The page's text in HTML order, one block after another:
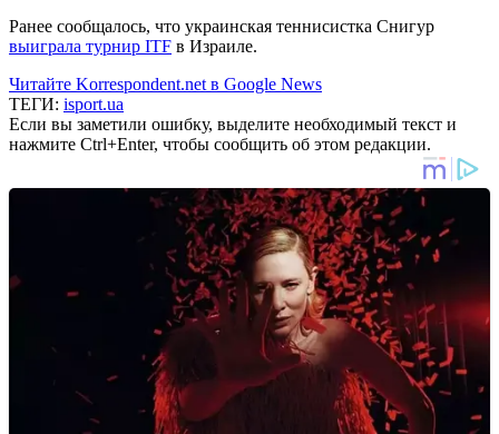
Ранее сообщалось, что украинская теннисистка Снигур
выиграла турнир ITF в Израиле.
Читайте Korrespondent.net в Google News
ТЕГИ: isport.ua
Если вы заметили ошибку, выделите необходимый текст и
нажмите Ctrl+Enter, чтобы сообщить об этом редакции.